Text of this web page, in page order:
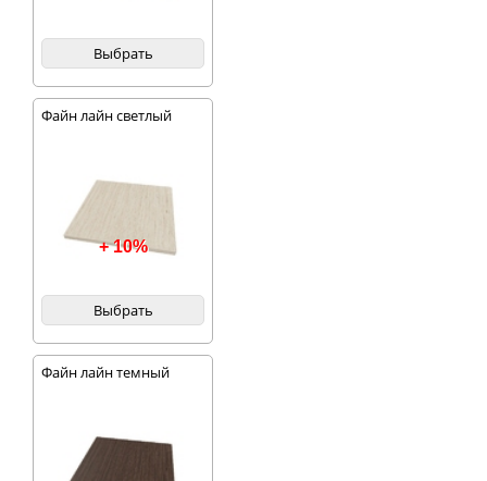
Выбрать
Файн лайн светлый
+ 10%
Выбрать
Файн лайн темный